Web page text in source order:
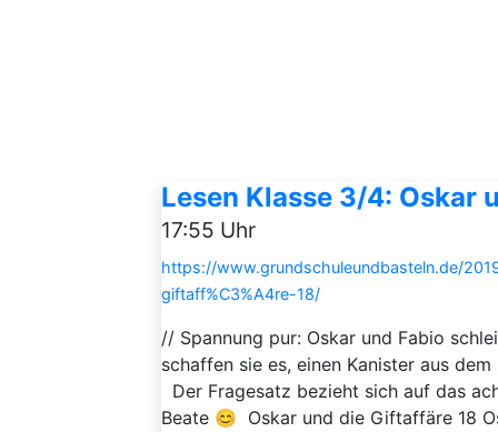
Lesen Klasse 3/4: Oskar
17:55 Uhr
https://www.grundschuleundbasteln.de/
giftaff%C3%A4re-18/
// Spannung pur: Oskar und Fabio
schaffen sie es, einen Kanister aus
Der Fragesatz bezieht sich auf das
Beate 😊 Oskar und die Giftaffäre 18